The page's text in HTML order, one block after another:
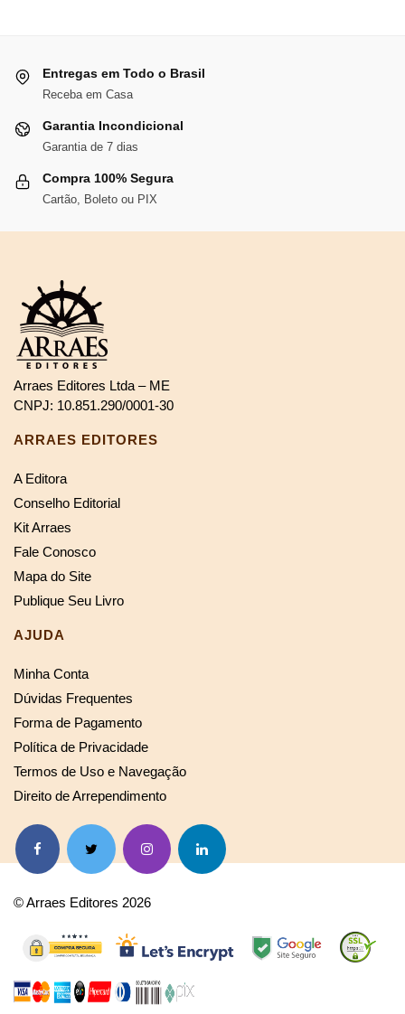
Entregas em Todo o Brasil
Receba em Casa
Garantia Incondicional
Garantia de 7 dias
Compra 100% Segura
Cartão, Boleto ou PIX
Arraes Editores Ltda – ME
CNPJ: 10.851.290/0001-30
ARRAES EDITORES
A Editora
Conselho Editorial
Kit Arraes
Fale Conosco
Mapa do Site
Publique Seu Livro
AJUDA
Minha Conta
Dúvidas Frequentes
Forma de Pagamento
Política de Privacidade
Termos de Uso e Navegação
Direito de Arrependimento
© Arraes Editores 2026